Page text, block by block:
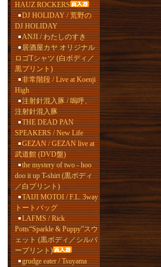
HAUZ ROCKERS
DJ HOLIDAY / 荒野の
DJ HOLIDAY
ANJI / わたしのすき
居酒屋カヤ オリジナル
ロゴTシャツ (白ボディ／
黒プリント)
非常階段 / Live at Koenji
High
注射針混入豚 / 嗚呼、
注射針混入豚
THE DEAD PAN
SPEAKERS / New Life
GEZAN / GEZAN live at
武道館 (DVD盤)
the mystery of two - hoo
doo it up T-shirt (黒ボディ
／白プリント)
TAIJI MOTOI / F.L. 3way
トートバッグ
LAFMS / Rick
Potts“Sparkle & Puppy”スウ
ェット (黒ボディ／シルバ
ープリント)
grudge eater / Tsuyama